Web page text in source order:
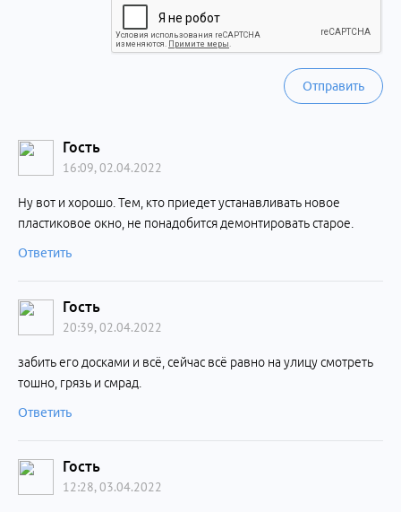
Отправить
Гость
16:09, 02.04.2022
Ну вот и хорошо. Тем, кто приедет устанавливать новое
пластиковое окно, не понадобится демонтировать старое.
Ответить
Гость
20:39, 02.04.2022
забить его досками и всё, сейчас всё равно на улицу смотреть
тошно, грязь и смрад.
Ответить
Гость
12:28, 03.04.2022